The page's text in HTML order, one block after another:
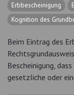
Erbbescheinigung
Kognition des
Beim Eintrag des
Bescheinigung,
gesetzIiche oder